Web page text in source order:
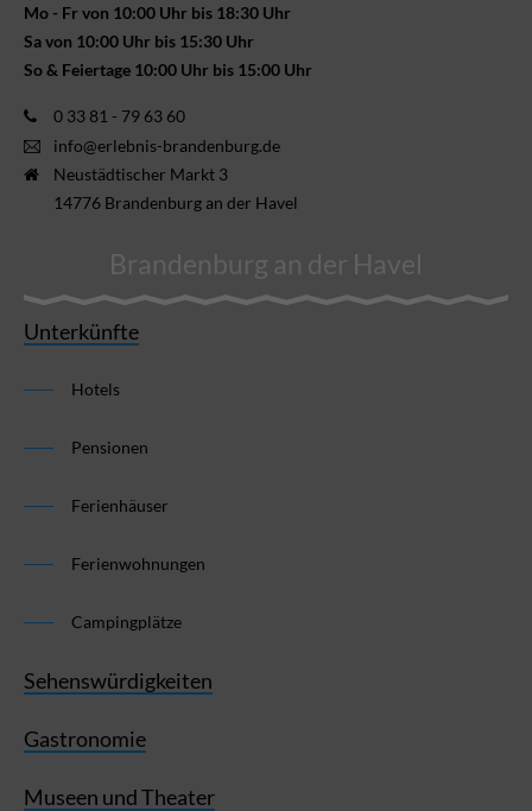
Mo - Fr von 10:00 Uhr bis 18:30 Uhr
Sa von 10:00 Uhr bis 15:30 Uhr
So & Feiertage 10:00 Uhr bis 15:00 Uhr
0 33 81 - 79 63 60
info@erlebnis-brandenburg.de
Neustädtischer Markt 3
14776 Brandenburg an der Havel
Brandenburg an der Havel
Unterkünfte
Hotels
Pensionen
Ferienhäuser
Ferienwohnungen
Campingplätze
Sehenswürdigkeiten
Gastronomie
Museen und Theater